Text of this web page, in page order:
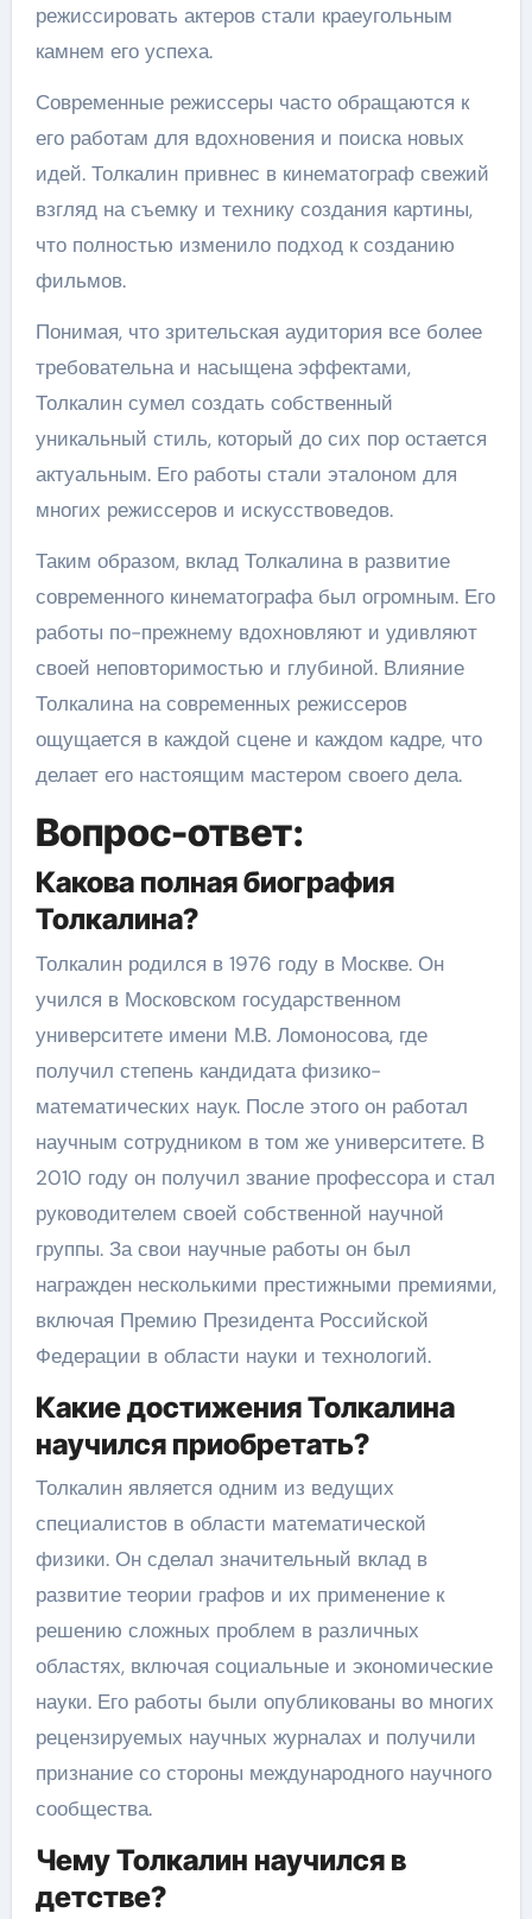
режиссировать актеров стали краеугольным
камнем его успеха.
Современные режиссеры часто обращаются к
его работам для вдохновения и поиска новых
идей. Толкалин привнес в кинематограф свежий
взгляд на съемку и технику создания картины,
что полностью изменило подход к созданию
фильмов.
Понимая, что зрительская аудитория все более
требовательна и насыщена эффектами,
Толкалин сумел создать собственный
уникальный стиль, который до сих пор остается
актуальным. Его работы стали эталоном для
многих режиссеров и искусствоведов.
Таким образом, вклад Толкалина в развитие
современного кинематографа был огромным. Его
работы по-прежнему вдохновляют и удивляют
своей неповторимостью и глубиной. Влияние
Толкалина на современных режиссеров
ощущается в каждой сцене и каждом кадре, что
делает его настоящим мастером своего дела.
Вопрос-ответ:
Какова полная биография
Толкалина?
Толкалин родился в 1976 году в Москве. Он
учился в Московском государственном
университете имени М.В. Ломоносова, где
получил степень кандидата физико-
математических наук. После этого он работал
научным сотрудником в том же университете. В
2010 году он получил звание профессора и стал
руководителем своей собственной научной
группы. За свои научные работы он был
награжден несколькими престижными премиями,
включая Премию Президента Российской
Федерации в области науки и технологий.
Какие достижения Толкалина
научился приобретать?
Толкалин является одним из ведущих
специалистов в области математической
физики. Он сделал значительный вклад в
развитие теории графов и их применение к
решению сложных проблем в различных
областях, включая социальные и экономические
науки. Его работы были опубликованы во многих
рецензируемых научных журналах и получили
признание со стороны международного научного
сообщества.
Чему Толкалин научился в
детстве?